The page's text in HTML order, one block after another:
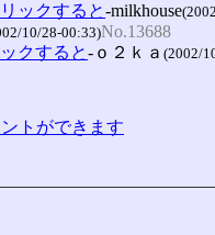
ックすると-milkhouse
10/28-00:33)No.13688
クすると-ｏ２ｋａ (2002/
トができます